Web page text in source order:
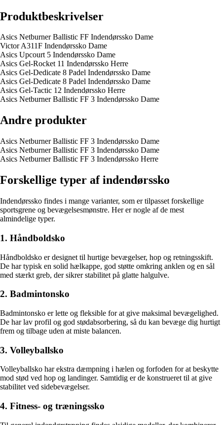
Produktbeskrivelser
Asics Netburner Ballistic FF Indendørssko Dame
Victor A311F Indendørssko Dame
Asics Upcourt 5 Indendørssko Dame
Asics Gel-Rocket 11 Indendørssko Herre
Asics Gel-Dedicate 8 Padel Indendørssko Dame
Asics Gel-Dedicate 8 Padel Indendørssko Dame
Asics Gel-Tactic 12 Indendørssko Herre
Asics Netburner Ballistic FF 3 Indendørssko Dame
Andre produkter
Asics Netburner Ballistic FF 3 Indendørssko Dame
Asics Netburner Ballistic FF 3 Indendørssko Dame
Asics Netburner Ballistic FF 3 Indendørssko Herre
Forskellige typer af indendørssko
Indendørssko findes i mange varianter, som er tilpasset forskellige
sportsgrene og bevægelsesmønstre. Her er nogle af de mest
almindelige typer.
1. Håndboldsko
Håndboldsko er designet til hurtige bevægelser, hop og retningsskift.
De har typisk en solid hælkappe, god støtte omkring anklen og en sål
med stærkt greb, der sikrer stabilitet på glatte halgulve.
2. Badmintonsko
Badmintonsko er lette og fleksible for at give maksimal bevægelighed.
De har lav profil og god stødabsorbering, så du kan bevæge dig hurtigt
frem og tilbage uden at miste balancen.
3. Volleyballsko
Volleyballsko har ekstra dæmpning i hælen og forfoden for at beskytte
mod stød ved hop og landinger. Samtidig er de konstrueret til at give
stabilitet ved sidebevægelser.
4. Fitness- og træningssko